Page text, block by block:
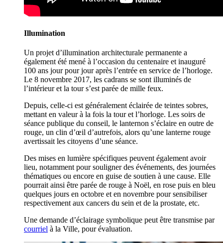
Illumination
Un projet d’illumination architecturale permanente a
également été mené à l’occasion du centenaire et inauguré
100 ans jour pour jour après l’entrée en service de l’horloge.
Le 8 novembre 2017, les cadrans se sont illuminés de
l’intérieur et la tour s’est parée de mille feux.
Depuis, celle-ci est généralement éclairée de teintes sobres,
mettant en valeur à la fois la tour et l’horloge. Les soirs de
séance publique du conseil, le lanternon s’éclaire en outre de
rouge, un clin d’œil d’autrefois, alors qu’une lanterne rouge
avertissait les citoyens d’une séance.
Des mises en lumière spécifiques peuvent également avoir
lieu, notamment pour souligner des événements, des journées
thématiques ou encore en guise de soutien à une cause. Elle
pourrait ainsi être parée de rouge à Noël, en rose puis en bleu
quelques jours en octobre et en novembre pour sensibiliser
respectivement aux cancers du sein et de la prostate, etc.
Une demande d’éclairage symbolique peut être transmise par
courriel à la Ville, pour évaluation.